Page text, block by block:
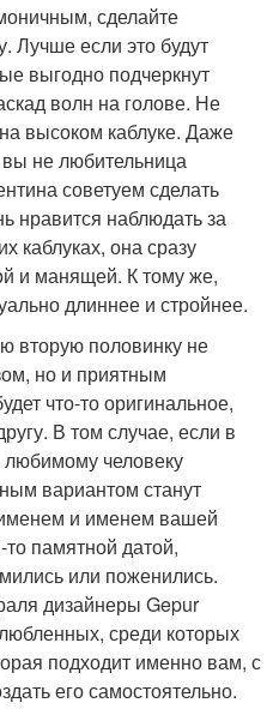
сделайте
Лучше если это будут
выгодно подчеркнут
волн на голове. Не
высоком каблуке. Даже
не любительница
советуем сделать
нравится наблюдать за
каблуках, она сразу
и манящей. К тому же,
длиннее и стройнее.
вторую половинку не
но и приятным
что-то оригинальное,
В том случае, если в
любимому человеку
вариантом станут
и именем вашей
памятной датой,
или поженились.
дизайнеры Gepur
среди которых
подходит именно вам, с
его самостоятельно.